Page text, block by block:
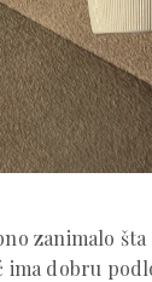
zanimalo
ima dobru